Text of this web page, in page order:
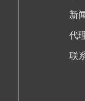
新
代
联